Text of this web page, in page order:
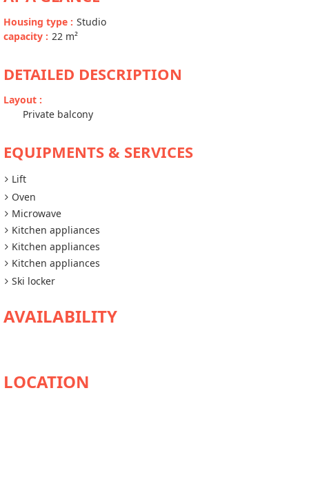
Housing type : Studio
capacity : 22 m²
DETAILED DESCRIPTION
Layout :
Private balcony
EQUIPMENTS & SERVICES
Lift
Oven
Microwave
Kitchen appliances
Kitchen appliances
Kitchen appliances
Ski locker
AVAILABILITY